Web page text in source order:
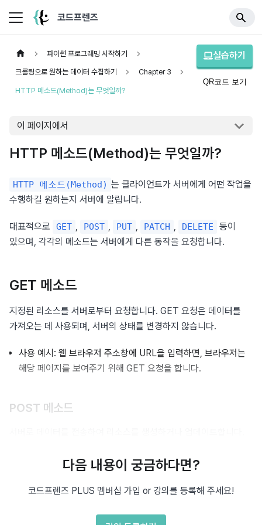
코드프렌즈
파이썬 프로그래밍 시작하기
크롤링으로 원하는 데이터 수집하기 Chapter 3
HTTP 메소드(Method)는 무엇일까?
실습하기
QR코드 보기
이 페이지에서
HTTP 메소드(Method)는 무엇일까?
HTTP 메소드(Method) 는 클라이언트가 서버에게 어떤 작업을
수행하길 원하는지 서버에 알립니다.
대표적으로 GET , POST , PUT , PATCH , DELETE
등이
있으며, 각각의 메소드는 서버에게 다른 동작을 요청합니다.
GET 메소드
지정된 리소스를 서버로부터 요청합니다. GET 요청은 데이터를
가져오는 데 사용되며, 서버의 상태를 변경하지 않습니다.
사용 예시: 웹 브라우저 주소창에 URL을 입력하면, 브라우저는
해당 페이지를 보여주기 위해 GET 요청을 합니다.
POST 메소드
사용 예시: 폼 제출이나 파일 업로드 시 POST 메소드로 데이터
를 전송합니다.
다음 내용이 궁금하다면?
코드프렌즈 PLUS 멤버십 가입 or 강의를 등록해 주세요!